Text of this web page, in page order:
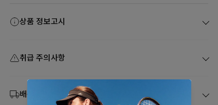
상품 정보고시
취급 주의사항
배송 및 취소